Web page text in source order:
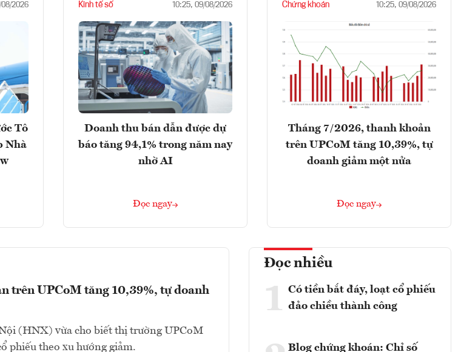
2026
Tô
Nhà
Kinh tế số 10:25, 09/08/2026
Doanh thu bán dẫn được dự
báo tăng 94,1% trong năm nay
nhờ AI
Đọc ngay
Chứng khoán 10:25, 09/08/2026
Tháng 7/2026, thanh khoản
trên UPCoM tăng 10,39%, tự
doanh giảm một nửa
Đọc ngay
trên UPCoM tăng 10,39%, tự doanh
(HNX) vừa cho biết thị trường UPCoM
phiếu theo xu hướng giảm.
Đọc nhiều
1 Có tiền bắt đáy, loạt cổ phiếu
đảo chiều thành công
Blog chứng khoán: Chỉ số